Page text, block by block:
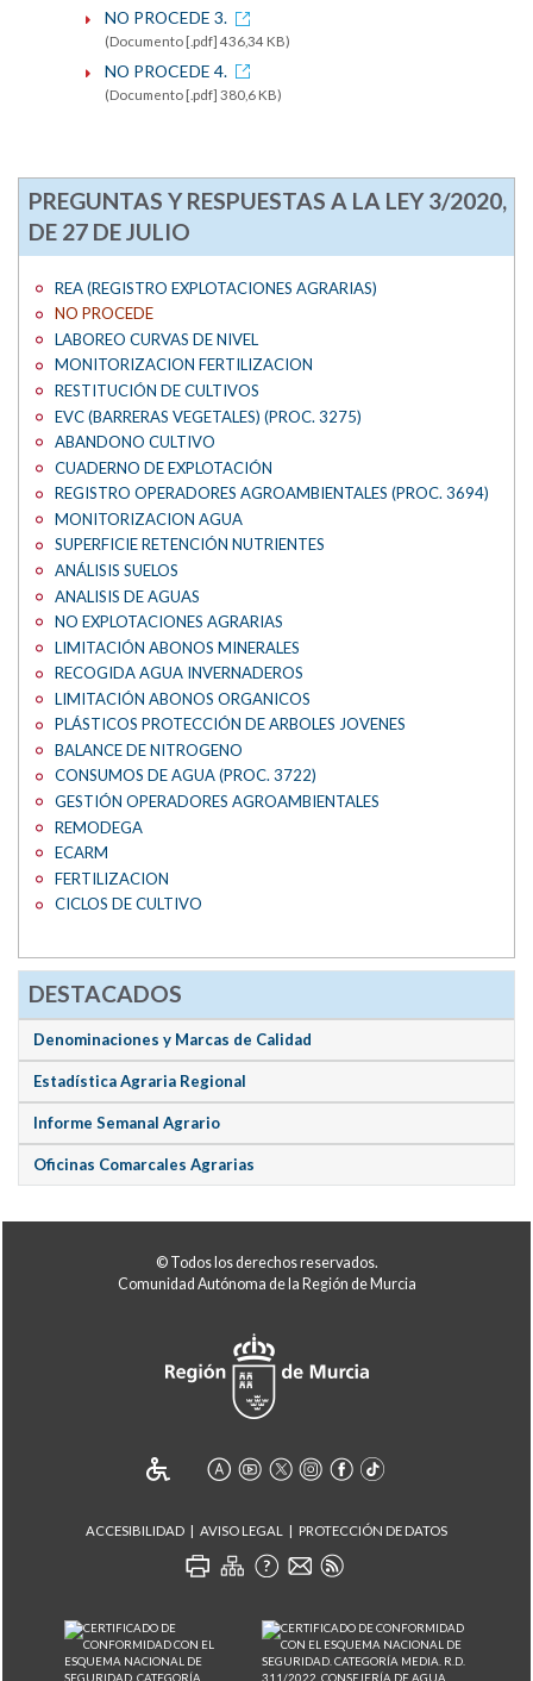
NO PROCEDE 3.
(Documento [.pdf] 436,34 KB)
NO PROCEDE 4.
(Documento [.pdf] 380,6 KB)
PREGUNTAS Y RESPUESTAS A LA LEY 3/2020,
DE 27 DE JULIO
REA (REGISTRO EXPLOTACIONES AGRARIAS)
NO PROCEDE
LABOREO CURVAS DE NIVEL
MONITORIZACION FERTILIZACION
RESTITUCIÓN DE CULTIVOS
EVC (BARRERAS VEGETALES) (PROC. 3275)
ABANDONO CULTIVO
CUADERNO DE EXPLOTACIÓN
REGISTRO OPERADORES AGROAMBIENTALES (PROC. 3694)
MONITORIZACION AGUA
SUPERFICIE RETENCIÓN NUTRIENTES
ANÁLISIS SUELOS
ANALISIS DE AGUAS
NO EXPLOTACIONES AGRARIAS
LIMITACIÓN ABONOS MINERALES
RECOGIDA AGUA INVERNADEROS
LIMITACIÓN ABONOS ORGANICOS
PLÁSTICOS PROTECCIÓN DE ARBOLES JOVENES
BALANCE DE NITROGENO
CONSUMOS DE AGUA (PROC. 3722)
GESTIÓN OPERADORES AGROAMBIENTALES
REMODEGA
ECARM
FERTILIZACION
CICLOS DE CULTIVO
DESTACADOS
Denominaciones y Marcas de Calidad
Estadística Agraria Regional
Informe Semanal Agrario
Oficinas Comarcales Agrarias
© Todos los derechos reservados.
Comunidad Autónoma de la Región de Murcia
ACCESIBILIDAD AVISO LEGAL PROTECCIÓN DE DATOS